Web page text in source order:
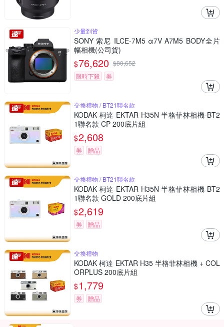
少量到貨
SONY 索尼 ILCE-7M5 α7V A7M5 BODY全片
幅相機(公司貨)
$76,620 $80,652
限時下殺
券
交換禮物 / BT21聯名款
KODAK 柯達 EKTAR H35N 半格菲林相機-BT2
1聯名款 CP 200底片組
$2,608
券 贈品
交換禮物 / BT21聯名款
KODAK 柯達 EKTAR H35N 半格菲林相機-BT2
1聯名款 GOLD 200底片組
$2,619
券 贈品
交換禮物
KODAK 柯達 EKTAR H35 半格菲林相機 + COL
ORPLUS 200底片組
$1,779
券 贈品